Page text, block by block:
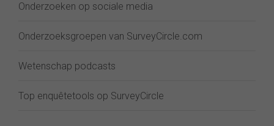
Onderzoeken op sociale media
Onderzoeksgroepen van SurveyCircle.com
Wetenschap podcasts
Top enquêtetools op SurveyCircle